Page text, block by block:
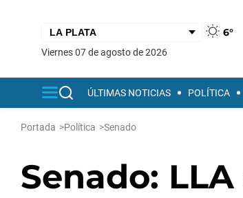
6°
viernes 07 de agosto de 2026
ÚLTIMAS NOTICIAS POLÍTICA
Portada >Política >Senado
Senado: